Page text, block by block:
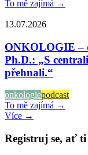
To mě zajímá →
13.07.2026
ONKOLOGIE –
Ph.D.: „S
přehnali.“
onkologiepodcast
To mě zajímá →
Více →
Registruj se, ať ti